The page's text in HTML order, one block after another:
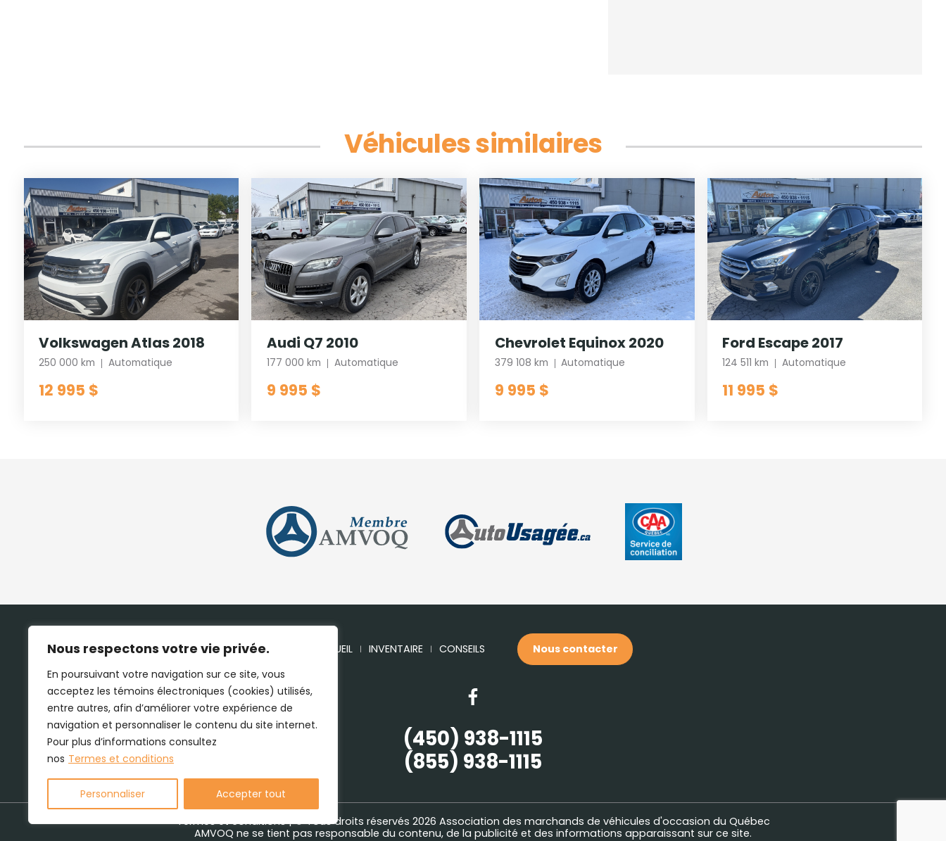
Nous respectons votre vie privée.
En poursuivant votre navigation sur ce site, vous
acceptez les témoins électroniques (cookies) utilisés,
entre autres, afin d’améliorer votre expérience de
navigation et personnaliser le contenu du site internet.
Pour plus d’informations consultez
nos Termes et conditions
Personnaliser Accepter tout
Véhicules similaires
Volkswagen Atlas 2018
250 000 km Automatique
12 995 $
Audi Q7 2010
177 000 km Automatique
9 995 $
Chevrolet Equinox 2020
379 108 km Automatique
9 995 $
Ford Escape 2017
124 511 km Automatique
11 995 $
ACCUEIL INVENTAIRE CONSEILS Nous contacter
(450) 938-1115
(855) 938-1115
Termes et conditions| © Tous droits réservés 2026 Association des marchands de véhicules d'occasion du Québec
AMVOQ ne se tient pas responsable du contenu, de la publicité et des informations apparaissant sur ce site.